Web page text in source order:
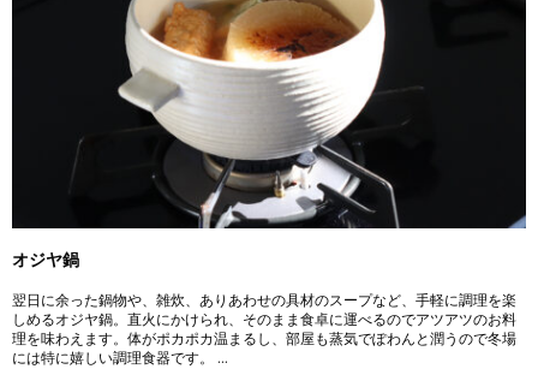
オジヤ鍋
翌日に余った鍋物や、雑炊、ありあわせの具材のスープなど、手軽に調理を楽
しめるオジヤ鍋。直火にかけられ、そのまま食卓に運べるのでアツアツのお料
理を味わえます。体がポカポカ温まるし、部屋も蒸気でぽわんと潤うので冬場
には特に嬉しい調理食器です。 ...